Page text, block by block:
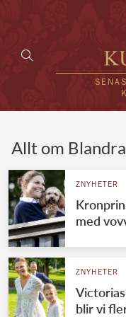
Allt om
ZNYHETER
med
ZNYHETER
blir vi